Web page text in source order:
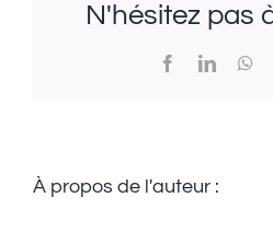
Infos & Contacts
N'hésitez pas
Facebook
À propos de l'auteur :